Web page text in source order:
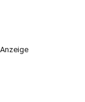
Anzeige